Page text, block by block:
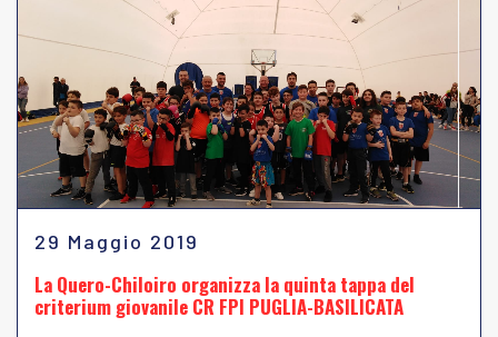
29 Maggio 2019
La Quero-Chiloiro organizza la quinta tappa del
criterium giovanile CR FPI PUGLIA-BASILICATA